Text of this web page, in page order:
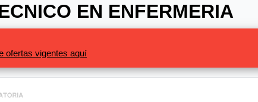
EN ENFERMERIA
ofertas vigentes aquí